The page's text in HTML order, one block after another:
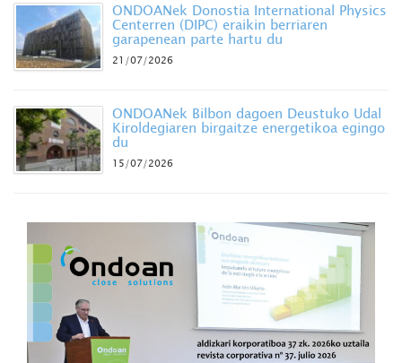
ONDOANek Donostia International Physics
Centerren (DIPC) eraikin berriaren
garapenean parte hartu du
21/07/2026
ONDOANek Bilbon dagoen Deustuko Udal
Kiroldegiaren birgaitze energetikoa egingo
du
15/07/2026